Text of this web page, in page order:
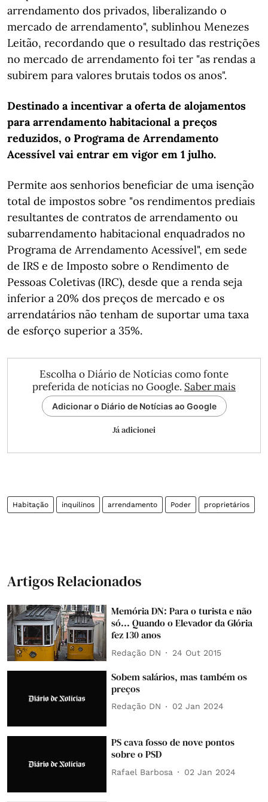
arrendamento dos privados, liberalizando o
mercado de arrendamento", sublinhou Menezes
Leitão, recordando que o resultado das restrições
no mercado de arrendamento foi ter "as rendas a
subirem para valores brutais todos os anos".
Destinado a incentivar a oferta de alojamentos
para arrendamento habitacional a preços
reduzidos, o Programa de Arrendamento
Acessível vai entrar em vigor em 1 julho.
Permite aos senhorios beneficiar de uma isenção
total de impostos sobre "os rendimentos prediais
resultantes de contratos de arrendamento ou
subarrendamento habitacional enquadrados no
Programa de Arrendamento Acessível", em sede
de IRS e de Imposto sobre o Rendimento de
Pessoas Coletivas (IRC), desde que a renda seja
inferior a 20% dos preços de mercado e os
arrendatários não tenham de suportar uma taxa
de esforço superior a 35%.
Escolha o Diário de Notícias como fonte
preferida de notícias no Google. Saber mais
Adicionar o Diário de Notícias ao Google
Já adicionei
Habitação inquilinos arrendamento Poder proprietários
Artigos Relacionados
Memória DN: Para o turista e não
só... Quando o Elevador da Glória
fez 130 anos
Redação DN 24 Out 2015
Sobem salários, mas também os
preços
Redação DN 02 Jan 2024
PS cava fosso de nove pontos
sobre o PSD
Rafael Barbosa 02 Jan 2024